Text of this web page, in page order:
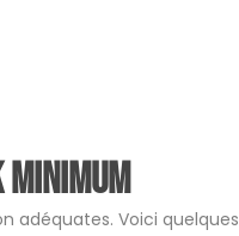
adéquates. Voici quelques